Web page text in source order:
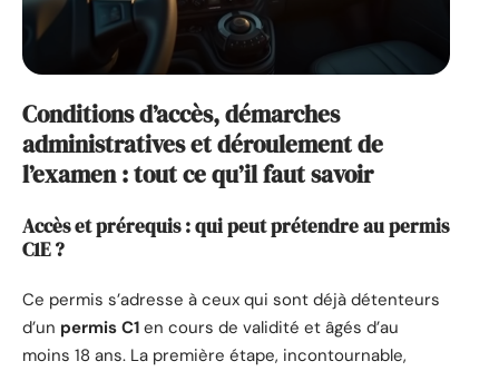
Conditions d’accès, démarches
administratives et déroulement de
l’examen : tout ce qu’il faut savoir
Accès et prérequis : qui peut prétendre au permis
C1E ?
Ce permis s’adresse à ceux qui sont déjà détenteurs
d’un permis C1 en cours de validité et âgés d’au
moins 18 ans. La première étape, incontournable,